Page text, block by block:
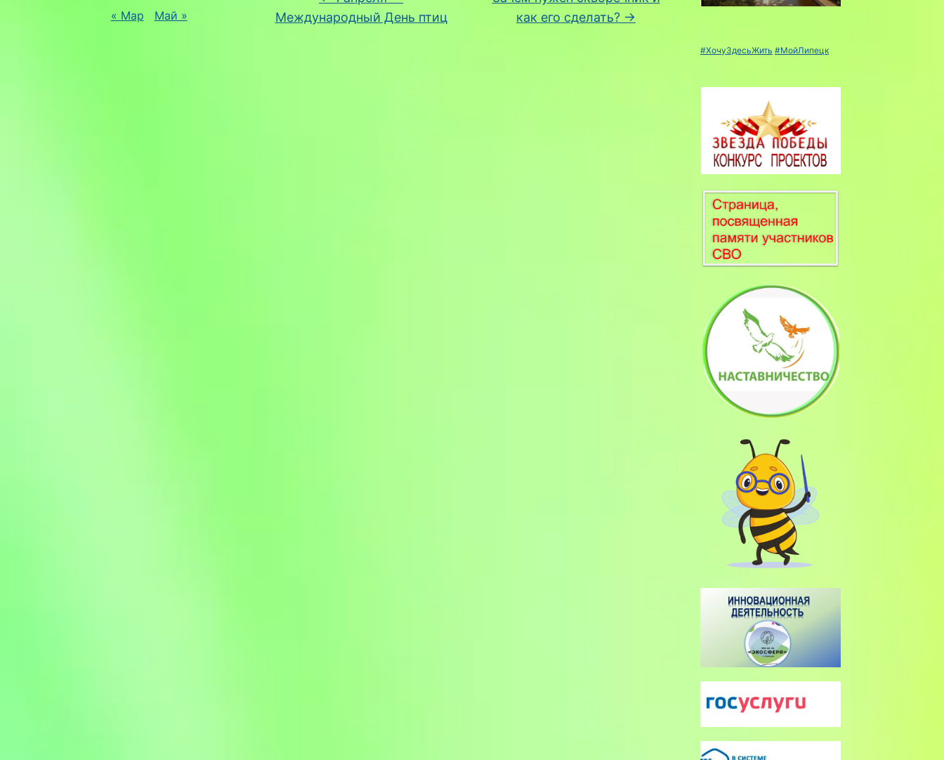
« Мар Май »
Международный День птиц
как его сделать? →
#ХочуЗдесьЖить #МойЛипецк